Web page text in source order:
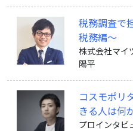
税務調査で
税務編～
株式会社マイ
陽平
コスモポリ
きる人は何
プロインタビ